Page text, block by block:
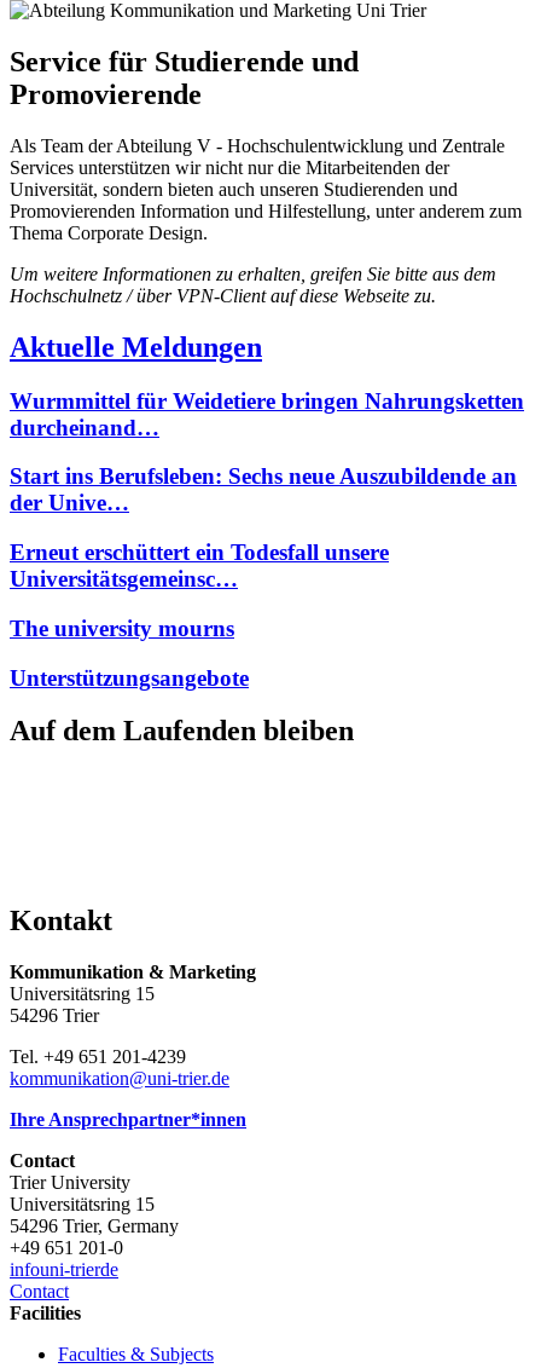
Service für Studierende und
Promovierende
Als Team der Abteilung V - Hochschulentwicklung und Zentrale
Services unterstützen wir nicht nur die Mitarbeitenden der
Universität, sondern bieten auch unseren Studierenden und
Promovierenden Information und Hilfestellung, unter anderem zum
Thema Corporate Design.
Um weitere Informationen zu erhalten, greifen Sie bitte aus dem
Hochschulnetz / über VPN-Client auf diese Webseite zu.
Aktuelle Meldungen
Wurmmittel für Weidetiere bringen Nahrungsketten
durcheinand…
Start ins Berufsleben: Sechs neue Auszubildende an
der Unive…
Erneut erschüttert ein Todesfall unsere
Universitätsgemeinsc…
The university mourns
Unterstützungsangebote
Auf dem Laufenden bleiben
Kontakt
Kommunikation & Marketing
Universitätsring 15
54296 Trier
Tel. +49 651 201-4239
kommunikation@uni-trier.de
Ihre Ansprechpartner*innen
Contact
Trier University
Universitätsring 15
54296 Trier, Germany
+49 651 201-0
infouni-trierde
Contact
Facilities
Faculties & Subjects